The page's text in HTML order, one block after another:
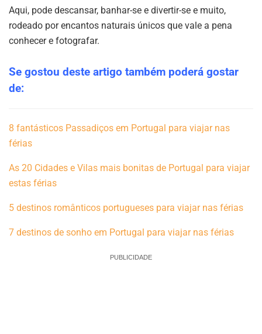
Aqui, pode descansar, banhar-se e divertir-se e muito,
rodeado por encantos naturais únicos que vale a pena
conhecer e fotografar.
Se gostou deste artigo também poderá gostar
de:
8 fantásticos Passadiços em Portugal para viajar nas
férias
As 20 Cidades e Vilas mais bonitas de Portugal para viajar
estas férias
5 destinos românticos portugueses para viajar nas férias
7 destinos de sonho em Portugal para viajar nas férias
PUBLICIDADE